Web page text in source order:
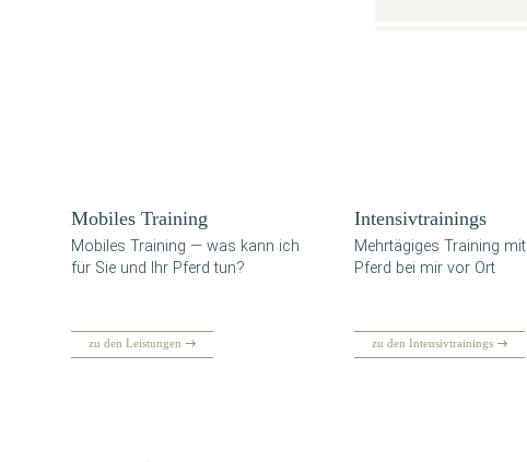
Mobi­les Training
Mobi­les Trai­ning — was kann ich
für Sie und Ihr Pferd tun?
zu den Leistungen
Inten­siv­trai­nings
Mehr­tä­gi­ges Trai­ning
Pferd bei mir vor Ort
zu den Intensivtrainings